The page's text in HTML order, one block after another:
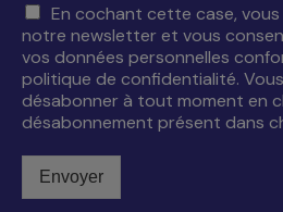
En cochant cette case,
notre newsletter et vous
vos données personnelles
politique de confidentialité.
désabonner à tout moment en
désabonnement présent dans
Envoyer